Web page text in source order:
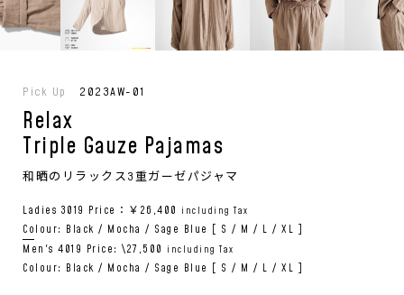
Pick Up 2023AW-01
Relax
Triple Gauze Pajamas
和晒のリラックス3重ガーゼパジャマ
Ladies 3019 Price：￥26,400 including Tax
Colour: Black / Mocha / Sage Blue [ S / M / L / XL ]
Men's 4019 Price: \27,500 including Tax
Colour: Black / Mocha / Sage Blue [ S / M / L / XL ]